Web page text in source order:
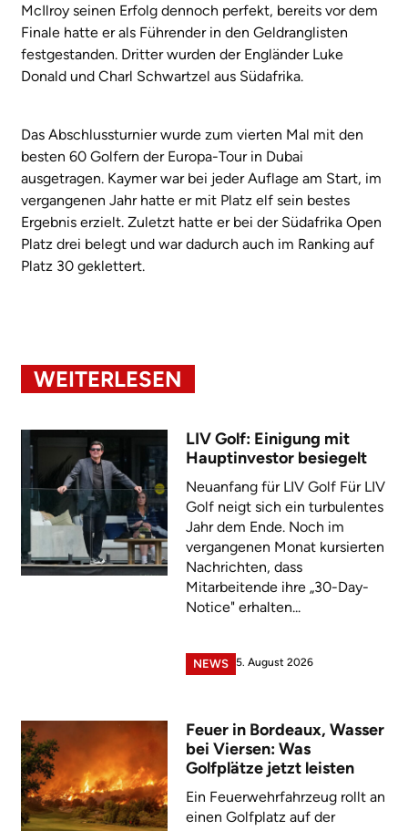
McIlroy seinen Erfolg dennoch perfekt, bereits vor dem
Finale hatte er als Führender in den Geldranglisten
festgestanden. Dritter wurden der Engländer Luke
Donald und Charl Schwartzel aus Südafrika.
Das Abschlussturnier wurde zum vierten Mal mit den
besten 60 Golfern der Europa-Tour in Dubai
ausgetragen. Kaymer war bei jeder Auflage am Start, im
vergangenen Jahr hatte er mit Platz elf sein bestes
Ergebnis erzielt. Zuletzt hatte er bei der Südafrika Open
Platz drei belegt und war dadurch auch im Ranking auf
Platz 30 geklettert.
WEITERLESEN
LIV Golf: Einigung mit
Hauptinvestor besiegelt
Neuanfang für LIV Golf Für LIV
Golf neigt sich ein turbulentes
Jahr dem Ende. Noch im
vergangenen Monat kursierten
Nachrichten, dass
Mitarbeitende ihre „30-Day-
Notice" erhalten...
NEWS 5. August 2026
Feuer in Bordeaux, Wasser
bei Viersen: Was
Golfplätze jetzt leisten
Ein Feuerwehrfahrzeug rollt an
einen Golfplatz auf der